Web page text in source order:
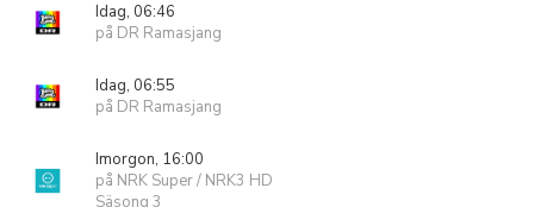
Idag, 06:46
på DR Ramasjang
Idag, 06:55
på DR Ramasjang
Imorgon, 16:00
på NRK Super / NRK3 HD
Säsong 3